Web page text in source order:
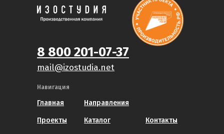
Главная
Навигация
Направления
Каталог Контакты
8 800 201-07-37
Проекты
mail@izostudia.net